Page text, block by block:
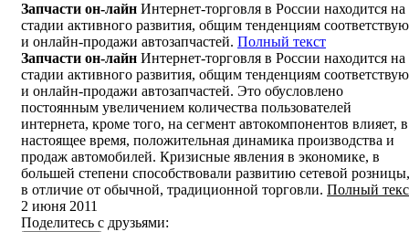
Запчасти он-лайн Интернет-торговля в России находится на
стадии активного развития, общим тенденциям
и онлайн-продажи автозапчастей. Полный текст
Запчасти он-лайн Интернет-торговля в России находится на
стадии активного развития, общим тенденциям
и онлайн-продажи автозапчастей. Это обусловлено
постоянным увеличением количества пользователей
интернета, кроме того, на сегмент автокомпонентов влияет, в
настоящее время, положительная динамика производства и
продаж автомобилей. Кризисные явления в экономике, в
большей степени способствовали развитию сетевой розницы,
в отличие от обычной, традиционной торговли. Полный
2 июня 2011
Поделитесь с друзьями: